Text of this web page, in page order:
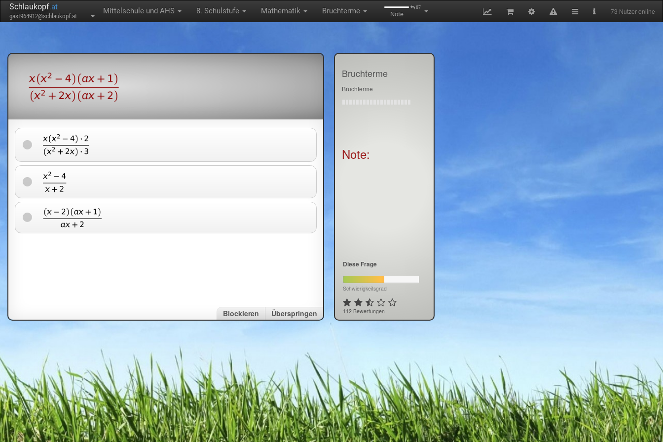
Schlaukopf.at
gast964912@schlaukopf.at
Mittelschule und AHS 8. Schulstufe Mathematik Bruchterme 87
Note 73 Nutzer online
Überspringen
Blockieren
Bruchterme
Bruchterme
Note:
Diese Frage
Schwierigkeitsgrad
112 Bewertungen